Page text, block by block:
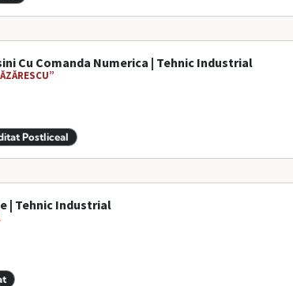
Cu Comanda Numerica | Tehnic Industrial
Postliceal
| Tehnic Industrial